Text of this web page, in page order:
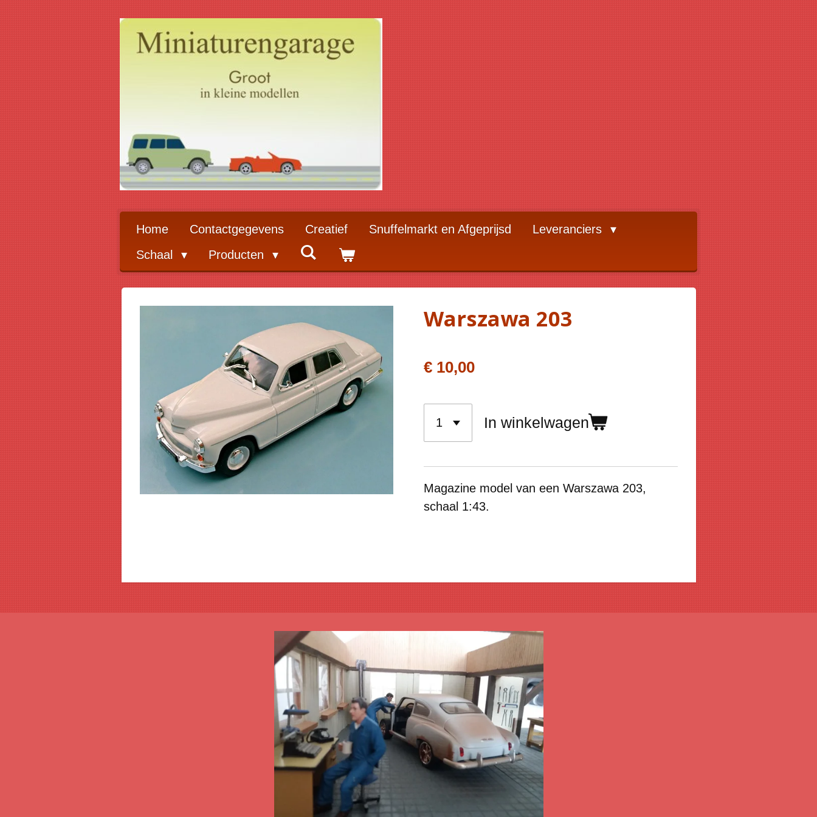
Home Contactgegevens Creatief Snuffelmarkt en Afgeprijsd
Leveranciers
Schaal
Producten
Warszawa 203
€ 10,00
In winkelwagen
Magazine model van een Warszawa 203,
schaal 1:43.